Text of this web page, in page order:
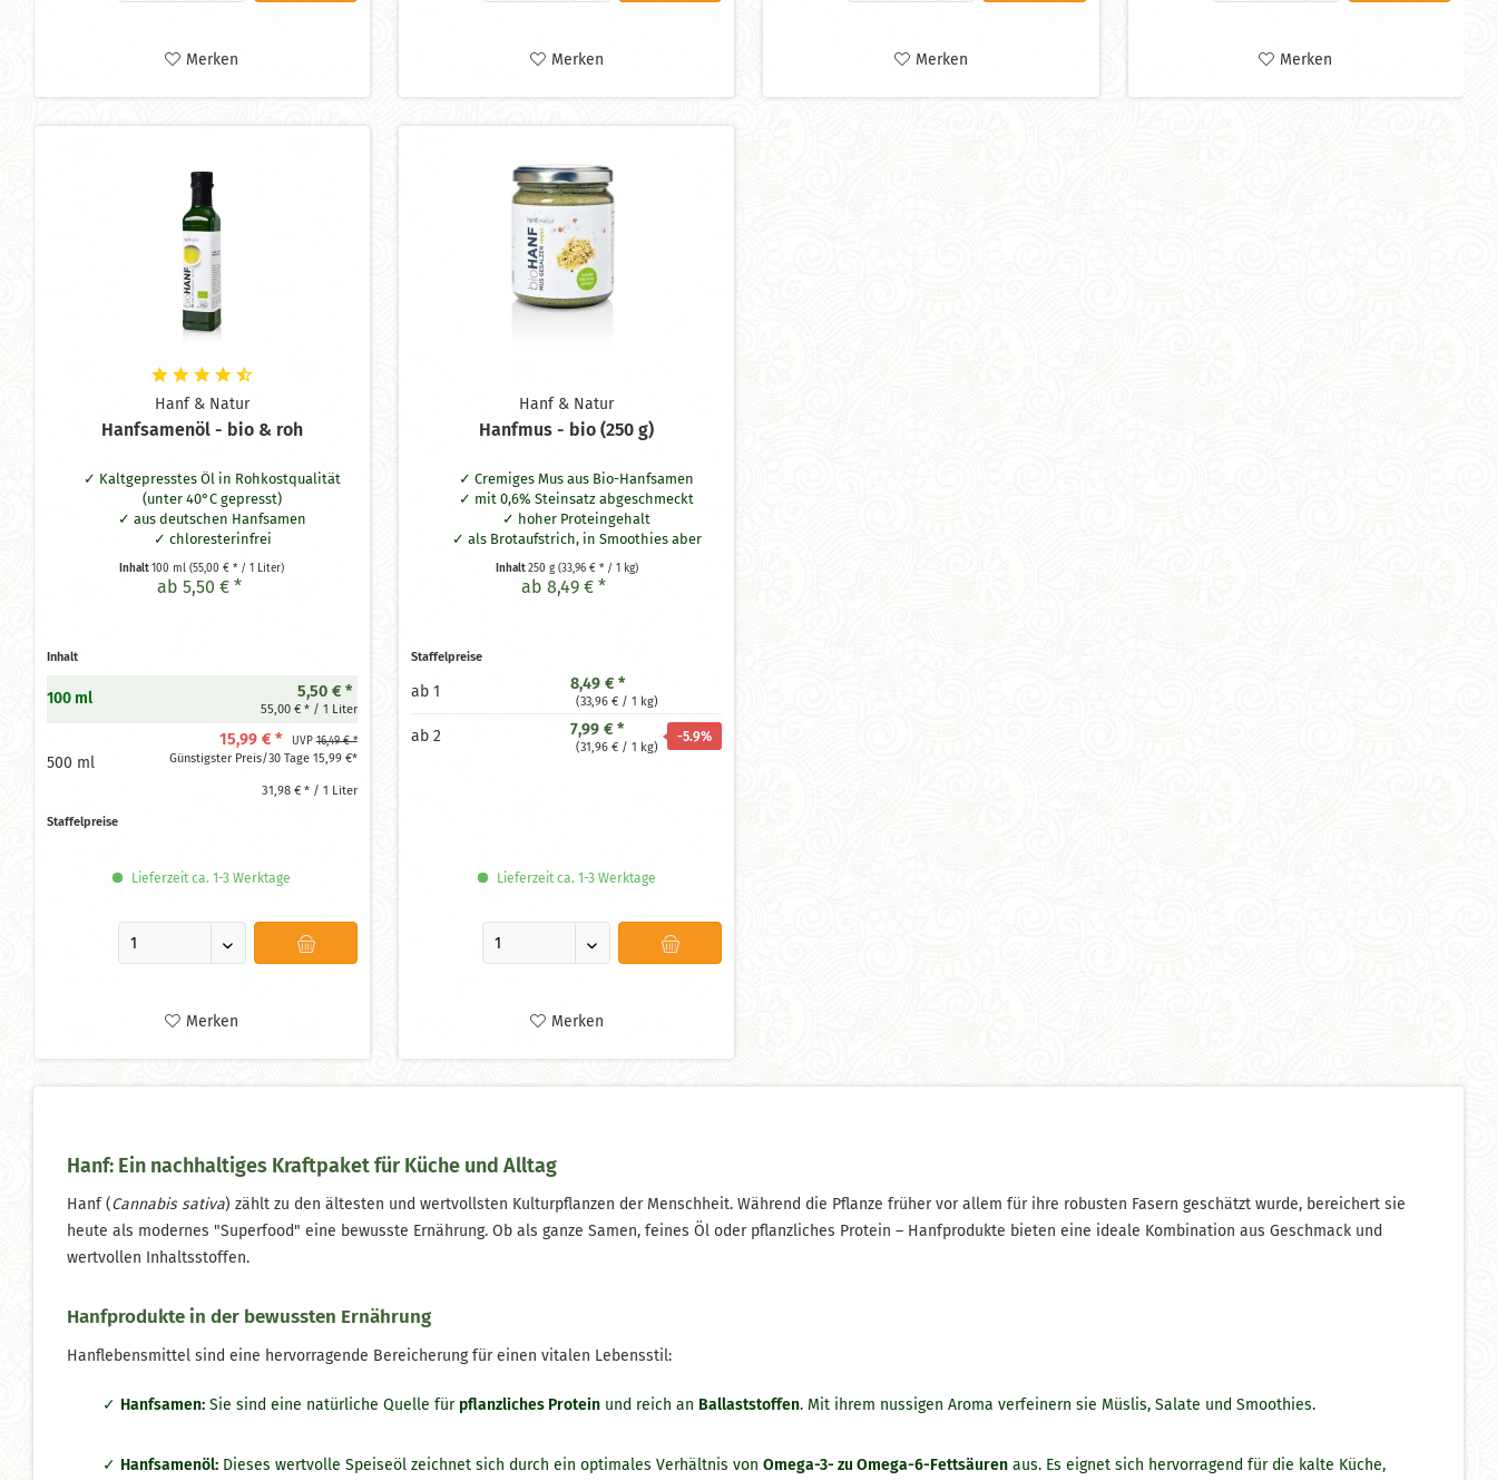
Merken Merken Merken Merken
Hanf & Natur
Hanfsamenöl - bio & roh
Kaltgepresstes Öl in Rohkostqualität
(unter 40°C gepresst)
aus deutschen Hanfsamen
chloresterinfrei
für die vollwertige kalte Küche
unentbehrlich
Inhalt100 ml(55,00 € * / 1 Liter)
ab 5,50 € *
Inhalt
100 ml 5,50 € *
55,00 € * / 1 Liter
500 ml
15,99 € * UVP16,49 € *
Günstigster Preis/30 Tage 15,99 €*
31,98 € * / 1 Liter
Staffelpreise
Lieferzeit ca. 1-3 Werktage
Merken
Hanf & Natur
Hanfmus - bio (250 g)
Cremiges Mus aus Bio-Hanfsamen
mit 0,6%Steinsatz abgeschmeckt
hoher Proteingehalt
als Brotaufstrich, in Smoothies aber
auch zum Kochen bzw. Backen
Inhalt250 g (33,96 € * / 1 kg)
ab 8,49 € *
Staffelpreise
ab 1 8,49 € *
(33,96 € / 1 kg)
ab 2 7,99 € *
(31,96 € / 1 kg)
-5.9%
Lieferzeit ca. 1-3 Werktage
Merken
Hanf: Ein nachhaltiges Kraftpaket für Küche und Alltag
Hanf (Cannabis sativa) zählt zu den ältesten und wertvollsten Kulturpflanzen der Menschheit. Während die Pflanze früher vor allem für ihre robusten Fasern geschätzt wurde, bereichert sie
heute als modernes "Superfood" eine bewusste Ernährung. Ob als ganze Samen, feines Öl oder pflanzliches Protein – Hanfprodukte bieten eine ideale Kombination aus Geschmack und
wertvollen Inhaltsstoffen.
Hanfprodukte in der bewussten Ernährung
Hanflebensmittel sind eine hervorragende Bereicherung für einen vitalen Lebensstil:
Hanfsamen: Sie sind eine natürliche Quelle für pflanzliches Protein und reich an Ballaststoffen. Mit ihrem nussigen Aroma verfeinern sie Müslis, Salate und Smoothies.
Hanfsamenöl: Dieses wertvolle Speiseöl zeichnet sich durch ein optimales Verhältnis von Omega-3- zu Omega-6-Fettsäuren aus. Es eignet sich hervorragend für die kalte Küche,